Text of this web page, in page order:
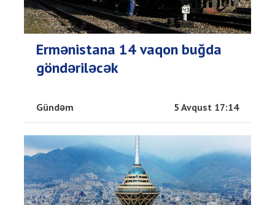
Ermənistana 14 vaqon buğda
göndəriləcək
Gündəm 5 Avqust 17:14